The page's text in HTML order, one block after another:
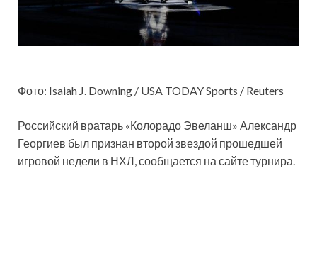
Фото: Isaiah J. Downing / USA TODAY Sports / Reuters
Российский вратарь «Колорадо Эвеланш» Александр
Георгиев был признан второй звездой прошедшей
игровой недели в НХЛ, сообщается на сайте турнира.